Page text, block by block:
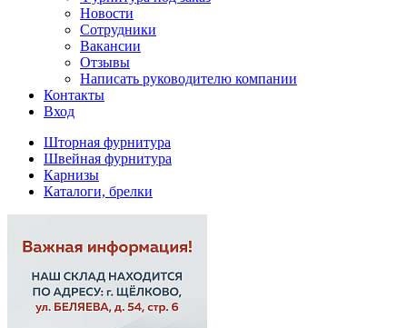
Новости
Сотрудники
Вакансии
Отзывы
Написать руководителю компании
Контакты
Вход
Шторная фурнитура
Швейная фурнитура
Карнизы
Каталоги, брелки